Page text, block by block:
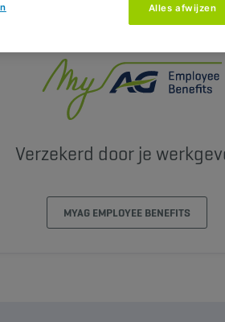
Verzekerd door je
MYAG EMPLOYEE BENEFITS
Alles afwijzen